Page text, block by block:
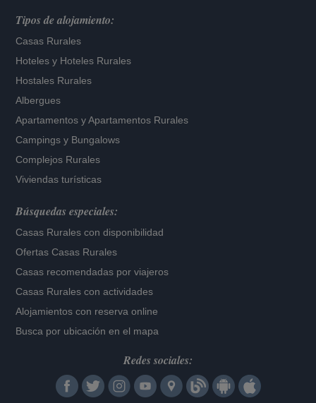
Tipos de alojamiento:
Casas Rurales
Hoteles y Hoteles Rurales
Hostales Rurales
Albergues
Apartamentos yApartamentos Rurales
Campings y Bungalows
Complejos Rurales
Viviendas turísticas
Búsquedas especiales:
Casas Rurales con disponibilidad
Ofertas Casas Rurales
Casas recomendadas por viajeros
Casas Rurales con actividades
Alojamientos con reserva online
Busca por ubicación en el mapa
Redes sociales: